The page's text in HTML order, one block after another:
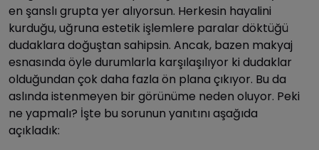
en şanslı grupta yer alıyorsun. Herkesin hayalini
kurduğu, uğruna estetik işlemlere paralar döktüğü
dudaklara doğuştan sahipsin. Ancak, bazen makyaj
esnasında öyle durumlarla karşılaşılıyor ki dudaklar
olduğundan çok daha fazla ön plana çıkıyor. Bu da
aslında istenmeyen bir görünüme neden oluyor. Peki
ne yapmalı? İşte bu sorunun yanıtını aşağıda
açıkladık: